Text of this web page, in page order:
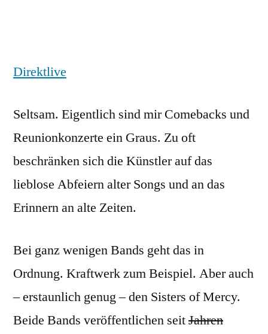
Direktlive
Seltsam. Eigentlich sind mir Comebacks und
Reunionkonzerte ein Graus. Zu oft
beschränken sich die Künstler auf das
lieblose Abfeiern alter Songs und an das
Erinnern an alte Zeiten.
Bei ganz wenigen Bands geht das in
Ordnung. Kraftwerk zum Beispiel. Aber auch
– erstaunlich genug – den Sisters of Mercy.
Beide Bands veröffentlichen seitJahren